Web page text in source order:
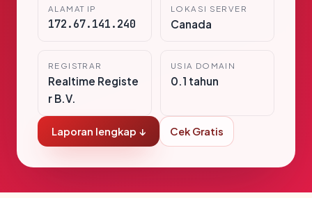
ALAMAT IP
172.67.141.240
LOKASI SERVER
Canada
REGISTRAR
Realtime Registe
r B.V.
USIA DOMAIN
0.1 tahun
Laporan lengkap ↓ Cek Gratis